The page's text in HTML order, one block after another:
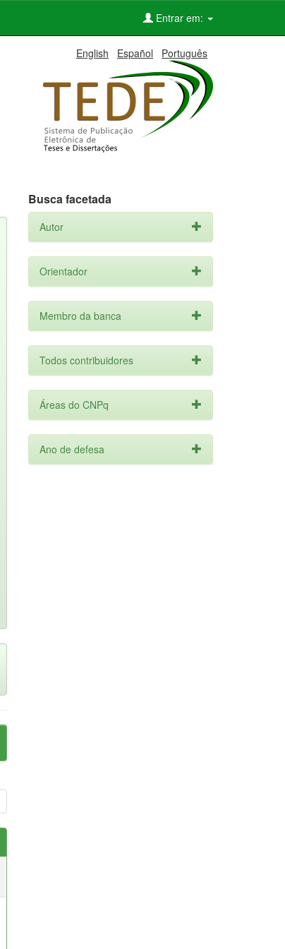
Entrar em:
English Español Português
Busca facetada
Autor
Orientador
Membro da banca
Todos contribuidores
Áreas do CNPq
Ano de defesa